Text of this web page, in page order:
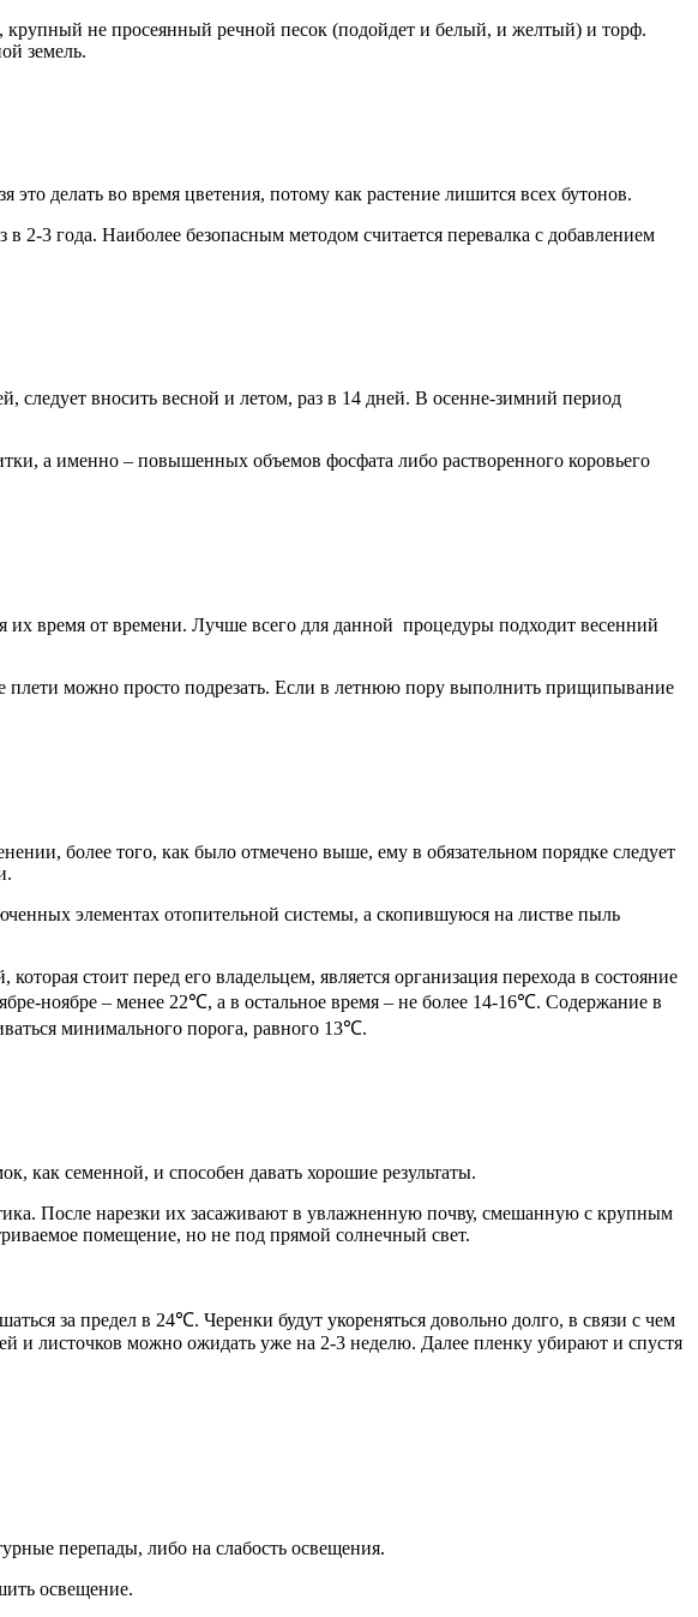
не просеянный речной песок (подойдет и белый, и желтый) и торф.
земель.
это делать во время цветения, потому как растение лишится всех бутонов.
2-3 года. Наиболее безопасным методом считается перевалка с добавлением
следует вносить весной и летом, раз в 14 дней. В осенне-зимний период
а именно – повышенных объемов фосфата либо растворенного коровьего
их время от времени. Лучше всего для данной процедуры подходит весенний
плети можно просто подрезать. Если в летнюю пору выполнить прищипывание
более того, как было отмечено выше, ему в обязательном порядке следует
элементах отопительной системы, а скопившуюся на листве пыль
стоит перед его владельцем, является организация перехода в состояние
ноябре – менее 22℃, а в остальное время – не более 14-16℃. Содержание в
минимального порога, равного 13℃.
как семенной, и способен давать хорошие результаты.
После нарезки их засаживают в увлажненную почву, смешанную с крупным
помещение, но не под прямой солнечный свет.
за предел в 24℃. Черенки будут укореняться довольно долго, в связи с чем
и листочков можно ожидать уже на 2-3 неделю. Далее пленку убирают и спустя
перепады, либо на слабость освещения.
освещение.